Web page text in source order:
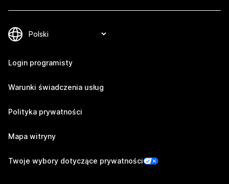
Login programisty
Warunki świadczenia usług
Polityka prywatności
Mapa witryny
Twoje wybory dotyczące prywatności